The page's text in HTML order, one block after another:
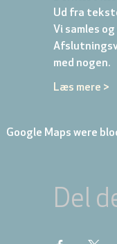
Ud fra
Vi samles
med nogen.
Læs mere >
Google Maps were
Del